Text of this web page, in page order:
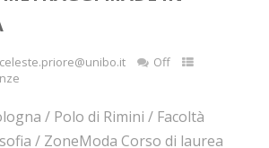
celeste.priore@unibo.it
Off
/ Polo di Rimini / Facoltà
/ ZoneModa Corso di laurea